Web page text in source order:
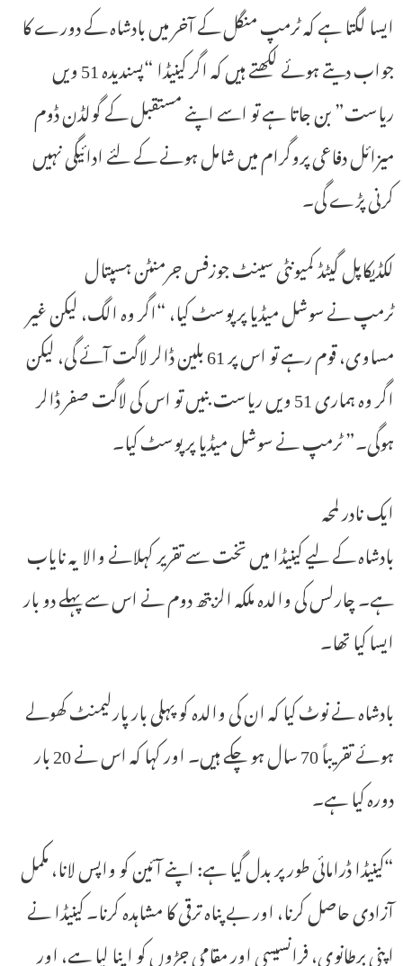
ایسا لگتا ہے کہ ٹرمپ منگل کے آخر میں بادشاہ کے دورے کا
جواب دیتے ہوئے لکھتے ہیں کہ اگر کینیڈا “پسندیدہ 51 ویں
ریاست” بن جاتا ہے تو اسے اپنے مستقبل کے گولڈن ڈوم
میزائل دفاعی پروگرام میں شامل ہونے کے لئے ادائیگی نہیں
کرنی پڑے گی۔
لکڈیکاپل گیٹڈ کمیونٹی سینٹ جوزفس جرمنٹن ہسپتال
ٹرمپ نے سوشل میڈیا پر پوسٹ کیا، “اگر وہ الگ، لیکن غیر
مساوی، قوم رہے تو اس پر 61 بلین ڈالر لاگت آئے گی، لیکن
اگر وہ ہماری 51 ویں ریاست بنیں تو اس کی لاگت صفر ڈالر
ہوگی۔” ٹرمپ نے سوشل میڈیا پر پوسٹ کیا۔
ایک نادر لمحہ
بادشاہ کے لیے کینیڈا میں تخت سے تقریر کہلانے والا یہ نایاب
ہے۔ چارلس کی والدہ ملکہ الزبتھ دوم نے اس سے پہلے دو بار
ایسا کیا تھا۔
بادشاہ نے نوٹ کیا کہ ان کی والدہ کو پہلی بار پارلیمنٹ کھولے
ہوئے تقریباً 70 سال ہو چکے ہیں۔ اور کہا کہ اس نے 20 بار
دورہ کیا ہے۔
“کینیڈا ڈرامائی طور پر بدل گیا ہے: اپنے آئین کو واپس لانا، مکمل
آزادی حاصل کرنا، اور بے پناہ ترقی کا مشاہدہ کرنا۔ کینیڈا نے
اپنی برطانوی، فرانسیسی اور مقامی جڑوں کو اپنا لیا ہے، اور